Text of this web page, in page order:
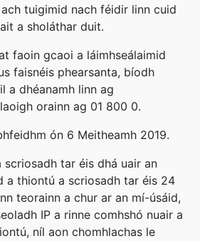
tuigimid nach féidir linn cuid
a sholáthar duit.
faoin gcaoi a láimhseálaimid
faisnéis phearsanta, bíodh
a dhéanamh linn ag
orainn ag 01 800 0.
ón 6 Meitheamh 2019.
scriosadh tar éis dhá uair an
a thiontú a scriosadh tar éis 24
teorainn a chur ar an mí-úsáid,
IP a rinne comhshó nuair a
níl aon chomhlachas le